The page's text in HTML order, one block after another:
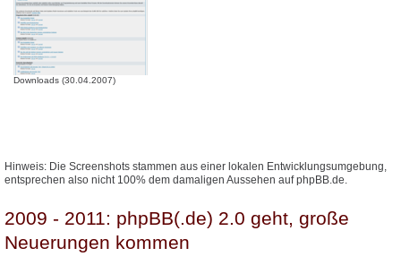
Downloads (30.04.2007)
Hinweis: Die Screenshots stammen aus einer lokalen Entwicklungsumgebung,
entsprechen also nicht 100% dem damaligen Aussehen auf phpBB.de.
2009 - 2011: phpBB(.de) 2.0 geht, große
Neuerungen kommen